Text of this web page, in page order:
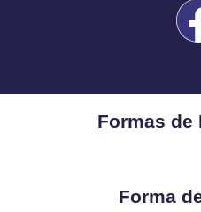
Formas de
Forma